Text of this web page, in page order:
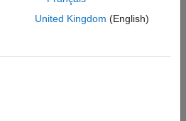
United Kingdom (English)